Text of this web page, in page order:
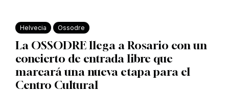
Helvecia Ossodre
La OSSODRE llega a Rosario con un
concierto de entrada libre que
marcará una nueva etapa para el
Centro Cultural